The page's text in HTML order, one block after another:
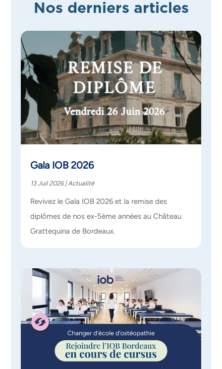
Nos derniers articles
Gala IOB 2026
13 Juil 2026|Actualité
Revivez le Gala IOB 2026 et la remise des
diplômes de nos ex-5ème années au Château
Grattequina de Bordeaux.